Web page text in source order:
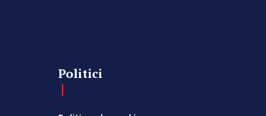
Politici